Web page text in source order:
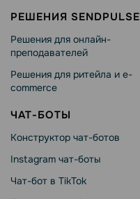
РЕШЕНИЯ SENDPULSE
Решения для онлайн-
преподавателей
Решения для ритейла и e-
commerce
ЧАТ-БОТЫ
Конструктор чат-ботов
Instagram чат-боты
Чат-бот в TikTok